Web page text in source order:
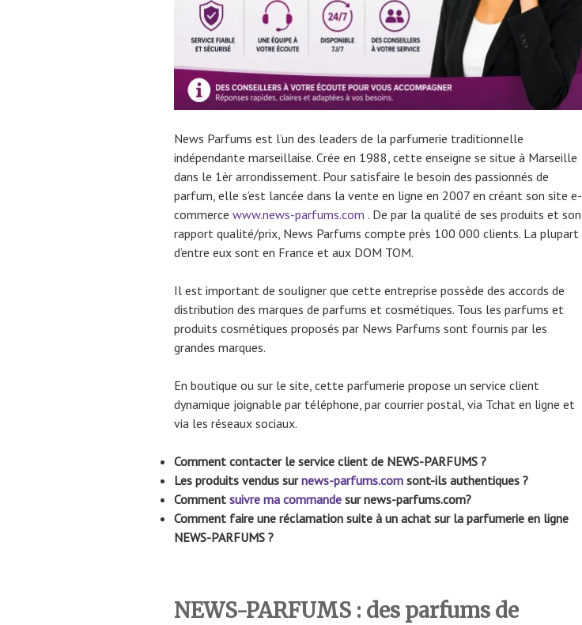
News Parfums est l’un des leaders de la parfumerie traditionnelle
indépendante marseillaise. Crée en 1988, cette enseigne se situe à Marseille
dans le 1èr arrondissement. Pour satisfaire le besoin des passionnés de
parfum, elle s’est lancée dans la vente en ligne en 2007 en créant son site e-
commerce www.news-parfums.com . De par la qualité de ses produits et son
rapport qualité/prix, News Parfums compte près 100 000 clients. La plupart
d’entre eux sont en France et aux DOM TOM.
Il est important de souligner que cette entreprise possède des accords de
distribution des marques de parfums et cosmétiques. Tous les parfums et
produits cosmétiques proposés par News Parfums sont fournis par les
grandes marques.
En boutique ou sur le site, cette parfumerie propose un service client
dynamique joignable par téléphone, par courrier postal, via Tchat en ligne et
via les réseaux sociaux.
Comment contacter le service client de NEWS-PARFUMS ?
Les produits vendus surnews-parfums.com sont-ils authentiques ?
Comment suivre ma commande sur news-parfums.com?
Comment faire une réclamation suite à un achat sur la parfumerie en ligne
NEWS-PARFUMS ?
NEWS-PARFUMS : des parfums de